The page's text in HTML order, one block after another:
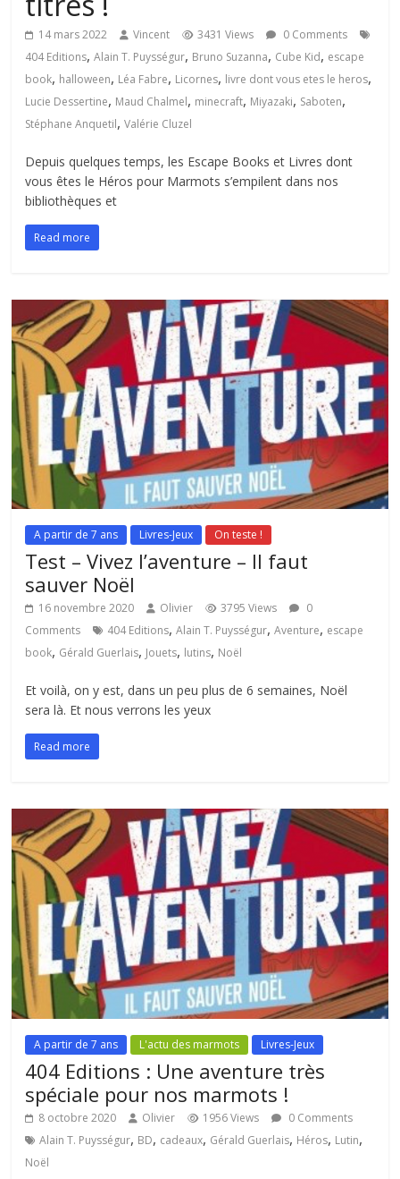
14 mars 2022 Vincent 3431 Views
0 Comments
404 Editions,Alain T. Puysségur, Bruno Suzanna, Cube Kid, escape
book, halloween, Léa Fabre, Licornes, livre dont vous etes le heros,
Lucie Dessertine, Maud Chalmel, minecraft, Miyazaki, Saboten,
Stéphane Anquetil,Valérie Cluzel
Depuis quelques temps, les Escape Books et Livres dont
vous êtes le Héros pour Marmots s’empilent dans nos
bibliothèques et
Read more
A partir de 7 ans Livres-Jeux On teste !
Test – Vivez l’aventure – Il faut
sauver Noël
16 novembre 2020 Olivier 3795 Views
0
Comments
404 Editions,Alain T. Puysségur,Aventure, escape
book, Gérald Guerlais, Jouets, lutins, Noël
Et voilà, on y est, dans un peu plus de 6 semaines, Noël
sera là. Et nous verrons les yeux
Read more
A partir de 7 ans L'actu des marmots Livres-Jeux
404 Editions : Une aventure très
spéciale pour nos marmots !
8 octobre 2020 Olivier 1956 Views
0 Comments
Alain T. Puysségur, BD, cadeaux, Gérald Guerlais, Héros, Lutin,
Noël